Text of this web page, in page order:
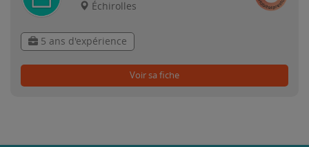
Échirolles
5 ans d'expérience
Voir sa fiche